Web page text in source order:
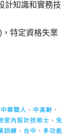
計知識和實務技
特定資格失業
中華職人 、 中高齡 、
室內設計技術士 、 免
訓練 、 台中 、 多功能